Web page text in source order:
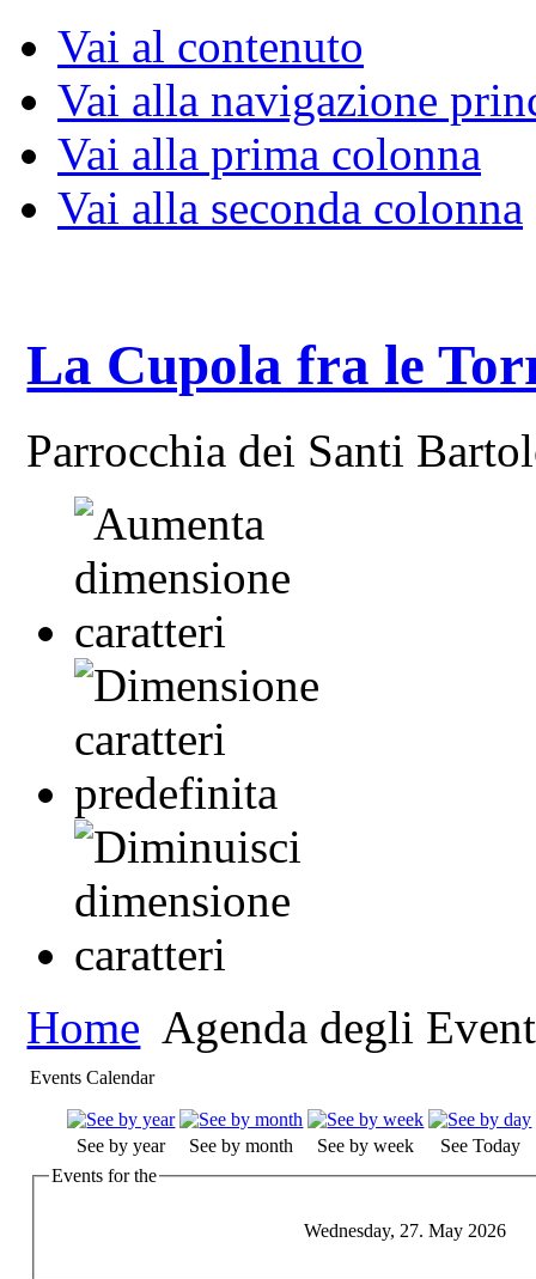
Vai al contenuto
Vai alla navigazione
Vai alla prima colonna
Vai alla seconda colonna
La Cupola fra le
Parrocchia dei Santi
Home Agenda degli
Events Calendar
See by year See by month See by week
See Today
Events for the
Wednesday, 27. May 2026